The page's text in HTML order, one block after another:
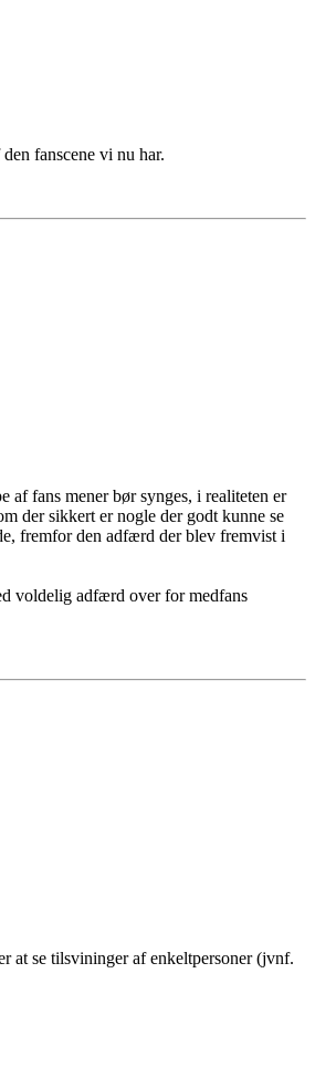
fanscene vi nu har.
af fans mener bør synges, i realiteten er
der sikkert er nogle der godt kunne se
fremfor den adfærd der blev fremvist i
voldelig adfærd over for medfans
at se tilsvininger af enkeltpersoner (jvnf.